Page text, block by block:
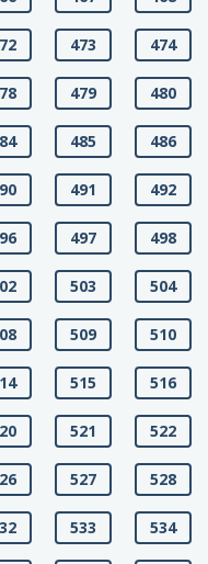
473 474
479 480
485 486
491 492
497 498
503 504
509 510
515 516
521 522
527 528
533 534